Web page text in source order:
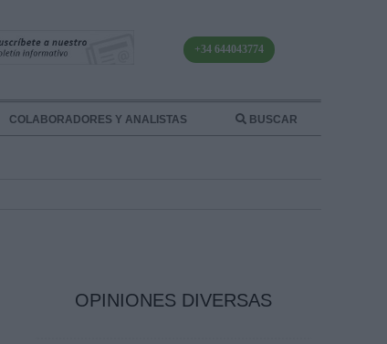
+34 644043774
COLABORADORES Y ANALISTAS BUSCAR
OPINIONES DIVERSAS